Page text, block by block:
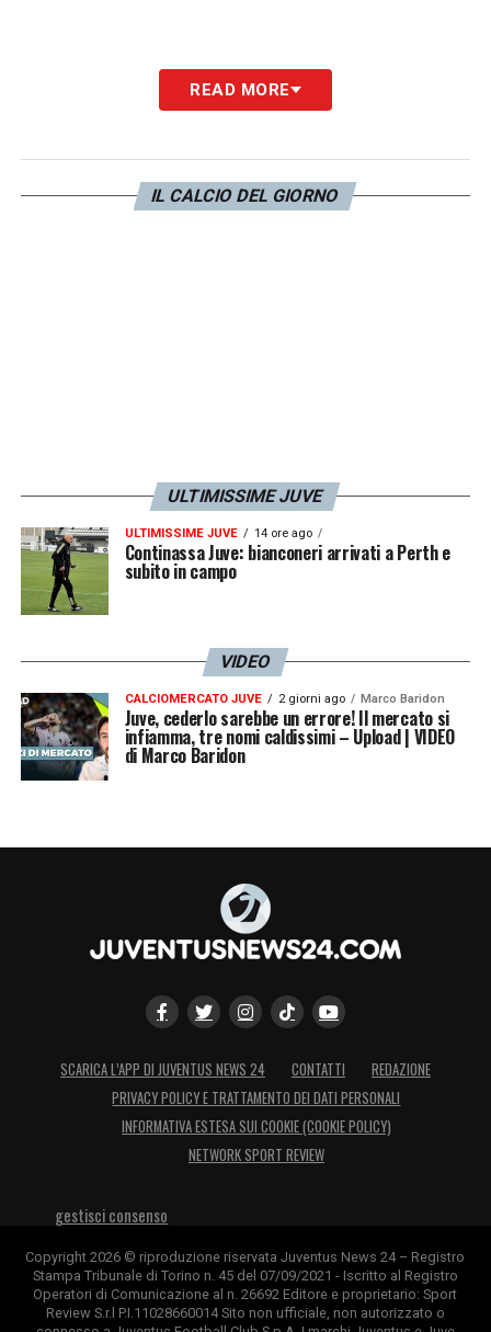
READ MORE
IL CALCIO DEL GIORNO
ULTIMISSIME JUVE
ULTIMISSIME JUVE 14 ore ago
Continassa Juve: bianconeri arrivati a Perth e
subito in campo
VIDEO
CALCIOMERCATO JUVE 2 giorni ago Marco Baridon
Juve, cederlo sarebbe un errore! Il mercato si
infiamma, tre nomi caldissimi – Upload | VIDEO
di Marco Baridon
SCARICA L’APP DI JUVENTUS NEWS 24 CONTATTI
REDAZIONE
PRIVACY POLICY E TRATTAMENTO DEI DATI PERSONALI
INFORMATIVA ESTESA SUI COOKIE (COOKIE POLICY)
NETWORK SPORT REVIEW
gestisci consenso
Copyright 2026 © riproduzione riservata Juventus News 24 – Registro
Stampa Tribunale di Torino n. 45 del 07/09/2021 - Iscritto al Registro
Operatori di Comunicazione al n. 26692 Editore e proprietario: Sport
Review S.r.l P.I.11028660014 Sito non ufficiale, non autorizzato o